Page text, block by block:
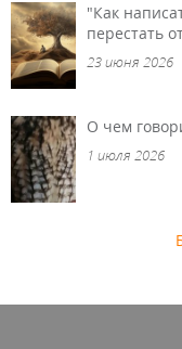
"Как
перестать
23 июня 2026
О чем
1 июля 2026